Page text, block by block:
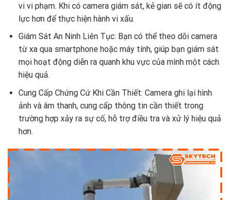
vi vi phạm. Khi có camera giám sát, kẻ gian sẽ có ít động
lực hơn để thực hiện hành vi xấu.
Giám Sát An Ninh Liên Tục: Bạn có thể theo dõi camera
từ xa qua smartphone hoặc máy tính, giúp bạn giám sát
mọi hoạt động diễn ra quanh khu vực của mình một cách
hiệu quả.
Cung Cấp Chứng Cứ Khi Cần Thiết: Camera ghi lại hình
ảnh và âm thanh, cung cấp thông tin cần thiết trong
trường hợp xảy ra sự cố, hỗ trợ điều tra và xử lý hiệu quả
hơn.